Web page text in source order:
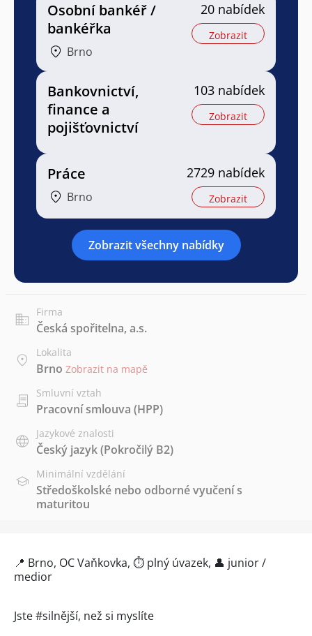
Osobní bankéř /
bankéřka
Brno
20 nabídek
Zobrazit
Bankovnictví,
finance a
pojišťovnictví
103 nabídek
Zobrazit
Práce
Brno
2729 nabídek
Zobrazit
Zobrazit všechny nabídky
Firma
Česká spořitelna, a.s.
Lokalita
Brno Zobrazit na mapě
Smluvní vztah
Pracovní smlouva (HPP)
Jazykové znalosti
Český jazyk(Pokročilý B2)
Minimální vzdělání
Středoškolské nebo odborné vyučení s
maturitou
📍 Brno, OC Vaňkovka, ⏱ plný úvazek, 👤 junior /
medior
Jste #silnější, než si myslíte